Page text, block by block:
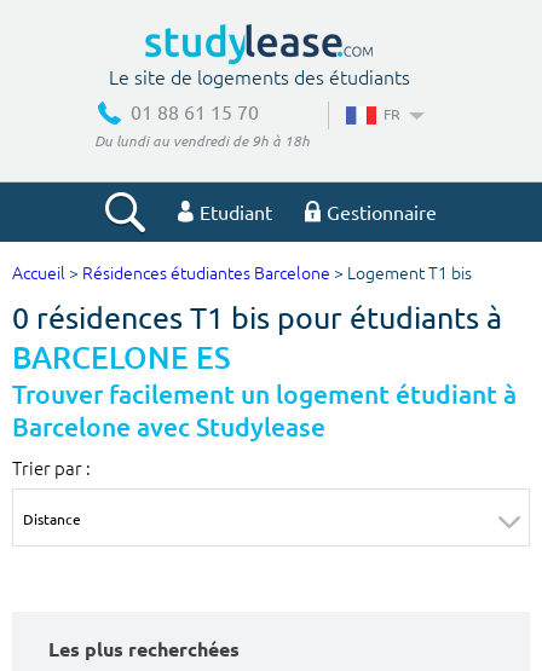
Le site de logements des étudiants
01 88 61 15 70
Du lundi au vendredi de 9h à 18h
FR
Etudiant Gestionnaire
Votre recherche
Ville, école
Accueil > Résidences étudiantes Barcelone > Logement T1 bis
0 résidences T1 bis pour étudiants à
BARCELONE ES
Trouver facilement un logement étudiant à
Barcelone avec Studylease
Trier par :
Les plus recherchées